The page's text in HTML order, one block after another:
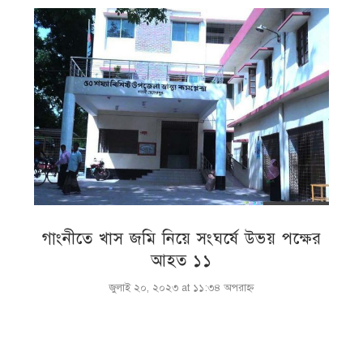
গাংনীতে খাস জমি নিয়ে সংঘর্ষে উভয় পক্ষের
আহত ১১
জুলাই ২০, ২০২৩ at ১১:৩৪ অপরাহ্ণ